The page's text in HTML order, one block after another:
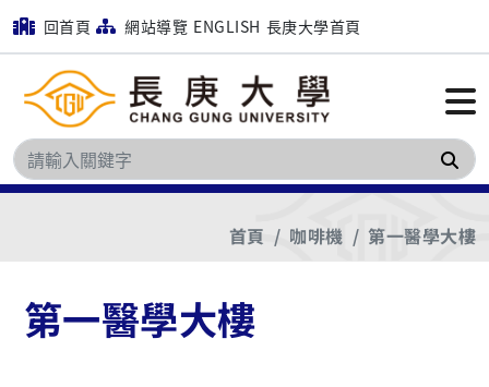
回首頁 網站導覽 ENGLISH 長庚大學首頁
搜
首頁 咖啡機 第一醫學大樓
第一醫學大樓